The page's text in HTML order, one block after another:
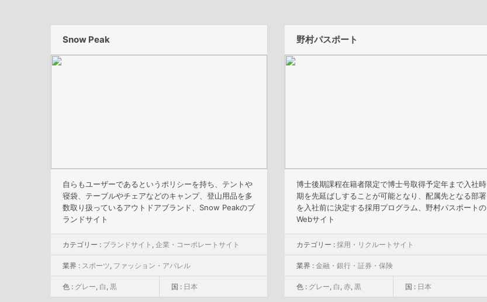
Snow Peak
自らもユーザーであるというポリシーを持ち、テントや
寝袋、テーブルやチェアなどのキャンプ、登山用品を多
数取り扱っているアウトドアブランド、Snow Peakのブ
ランドサイト
カテゴリー : ブランドサイト , 企業・コーポレートサイト
業界 : スポーツ, ファッション・アパレル
色 : グレー, 白 , 黒 国 : 日本
野村パスポート
博士後期課程在籍者限定で博士号取得予定年まで入社時
期を先延ばしすることが可能となり、配属先となる部署
を入社前に決定する採用プログラム、野村パスポートの
Webサイト
カテゴリー : 採用・リクルートサイト
業界 : 金融・銀行・証券・保険
色 : グレー, 白 , 赤, 黒 国 : 日本